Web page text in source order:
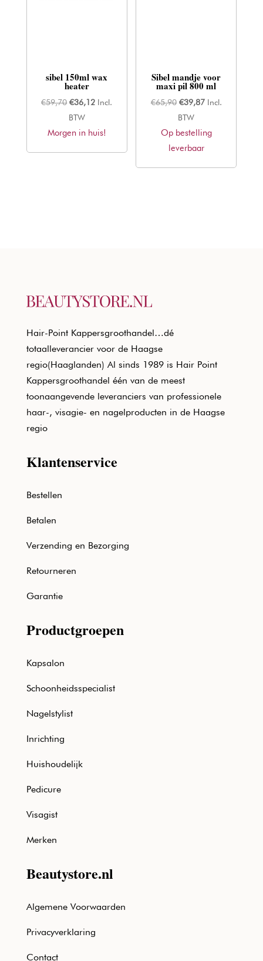
sibel 150ml wax
heater
€59,70 Oorspronkelijke
prijs
was:
€36,12Huidige
is:
Incl.
BTW
Morgen in huis!
Sibel mandje voor
maxi pil 800 ml
€65,90 Oorspronkelijke
prijs
was:
€65,90.
€39,87Huidige
is:
€39,87.
Incl.
BTW
Op bestelling
leverbaar
Hair-Point Kappersgroothandel…dé
totaalleverancier voor de Haagse
regio(Haaglanden) Al sinds 1989 is Hair Point
Kappersgroothandel één van de meest
toonaangevende leveranciers van professionele
haar-, visagie- en nagelproducten in de Haagse
regio
Klantenservice
Bestellen
Betalen
Verzending en Bezorging
Retourneren
Garantie
Productgroepen
Kapsalon
Schoonheidsspecialist
Nagelstylist
Inrichting
Huishoudelijk
Pedicure
Visagist
Merken
Beautystore.nl
Algemene Voorwaarden
Privacyverklaring
Contact